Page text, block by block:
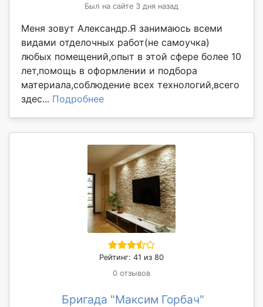
Был на сайте 3 дня назад
Меня зовут Александр.Я занимаюсь всеми
видами отделочных работ(не самоучка)
любых помещений,опыт в этой сфере более 10
лет,помощь в оформлении и подбора
материала,соблюдение всех технологий,всего
здес... Подробнее
Рейтинг: 41 из 80
0 отзывов
Бригада "Максим Горбач"